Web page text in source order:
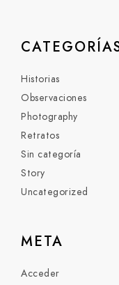
Historias
Observaciones
Photography
Retratos
Sin categoría
Story
Uncategorized
META
Acceder